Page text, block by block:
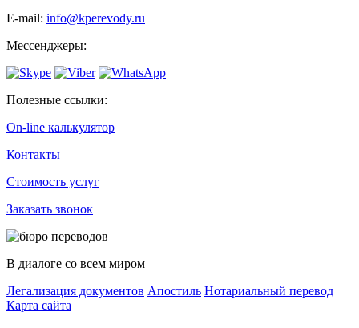
Е-mail: info@kperevody.ru
Мессенджеры:
Полезные ссылки:
On-line калькулятор
Контакты
Стоимость услуг
Заказать звонок
В диалоге со всем миром
Легализация документов Апостиль Нотариальный перевод
Карта сайта